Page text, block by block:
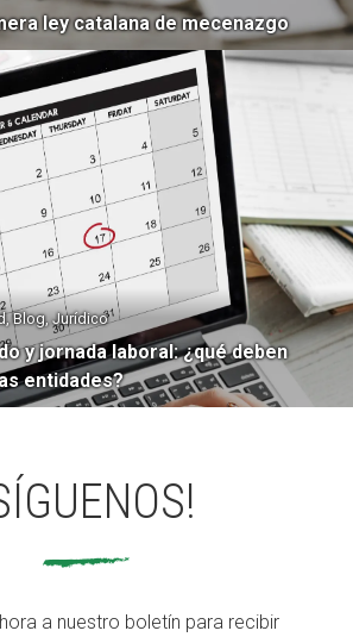
ley catalana de mecenazgo
y jornada laboral: ¿qué deben
entidades?
Blog, Jurídico
a nuestro boletín para recibir